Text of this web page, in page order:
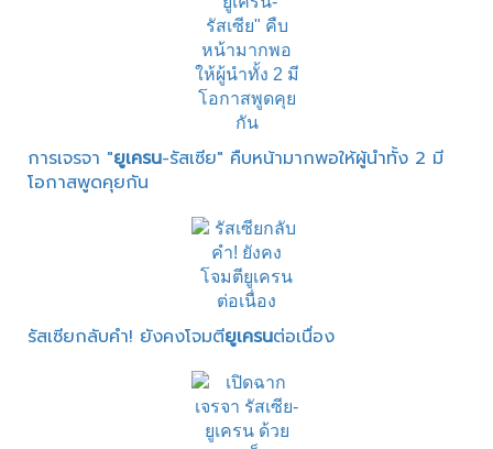
การเจรจา "ยูเครน-รัสเซีย" คืบหน้ามากพอให้ผู้นำทั้ง 2 มี
โอกาสพูดคุยกัน
รัสเซียกลับคำ! ยังคงโจมตียูเครนต่อเนื่อง